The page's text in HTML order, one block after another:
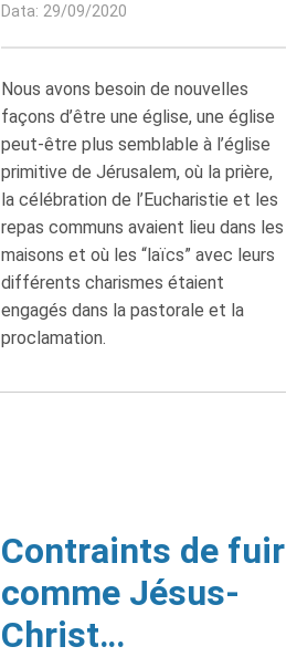
Data: 29/09/2020
Nous avons besoin de nouvelles
façons d’être une église, une église
peut-être plus semblable à l’église
primitive de Jérusalem, où la prière,
la célébration de l’Eucharistie et les
repas communs avaient lieu dans les
maisons et où les “laïcs” avec leurs
différents charismes étaient
engagés dans la pastorale et la
proclamation.
Contraints de fuir
comme Jésus-
Christ…